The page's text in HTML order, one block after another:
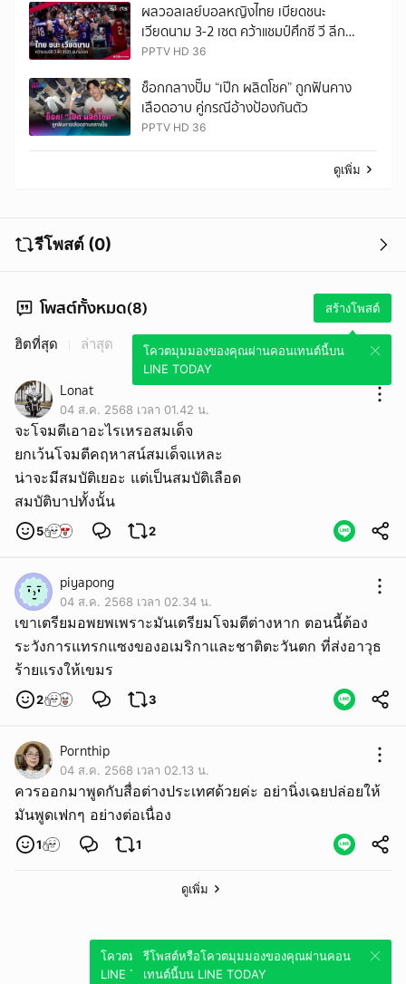
ผลวอลเลย์บอลหญิงไทย เบียดชนะ
เวียดนาม 3-2 เซต คว้าแชมป์ศึกซี วี ลีก
2025 สนามแรก
PPTV HD 36
ช็อกกลางปั๊ม “เป๊ก ผลิตโชค” ถูกฟันคาง
เลือดอาบ คู่กรณีอ้างป้องกันตัว
PPTV HD 36
ดูเพิ่ม
รีโพสต์ (0)
โพสต์ทั้งหมด(8) สร้างโพสต์
โควตมุมมองของคุณผ่านคอนเทนต์นี้บน
LINE TODAY
ฮิตที่สุด ล่าสุด
Lonat
04 ส.ค. 2568 เวลา 01.42 น.
จะโจมตีเอาอะไรเหรอสมเด็จ
ยกเว้นโจมตีคฤหาสน์สมเด็จแหละ
น่าจะมีสมบัติเยอะ แต่เป็นสมบัติเลือด
สมบัติบาปทั้งนั้น
5 2
piyapong
04 ส.ค. 2568 เวลา 02.34 น.
เขาเตรียมอพยพเพราะมันเตรียมโจมตีต่างหาก ตอนนี้ต้อง
ระวังการแทรกแซงของอเมริกาและชาติตะวันตก ที่ส่งอาวุธ
ร้ายแรงให้เขมร
2 3
Pornthip
04 ส.ค. 2568 เวลา 02.13 น.
ควรออกมาพูดกับสื่อต่างประเทศด้วยค่ะ อย่านิ่งเฉยปล่อยให้
มันพูดเฟกๆ อย่างต่อเนื่อง
1 1
ดูเพิ่ม
โควตมุมมองของคุณผ่านคอนเทนต์นี้บน
LINE TODAY
รีโพสต์หรือโควตมุมมองของคุณผ่านคอน
เทนต์นี้บน LINE TODAY